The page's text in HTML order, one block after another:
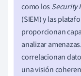
como los Security
(SIEM) y las
proporcionan
analizar
correlacionan
una visión